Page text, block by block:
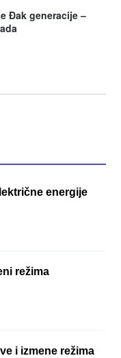
Đak generacije –
energije
režima
i izmene režima